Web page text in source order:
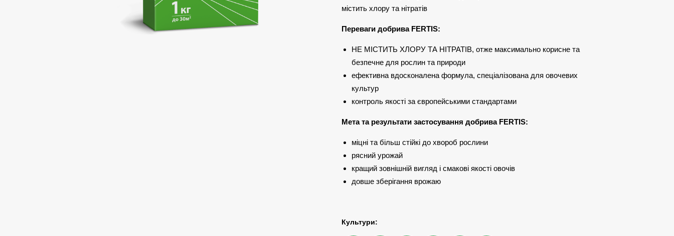
містить хлору та нітратів
Переваги добрива FERTIS:
НЕ МІСТИТЬ ХЛОРУ ТА НІТРАТІВ, отже максимально корисне та
безпечне для рослин та природи
ефективна вдосконалена формула, спеціалізована для овочевих
культур
контроль якості за європейськими стандартами
Мета та результати застосування добрива FERTIS:
міцні та більш стійкі до хвороб рослини
рясний урожай
кращий зовнішній вигляд і смакові якості овочів
довше зберігання врожаю
Культури: